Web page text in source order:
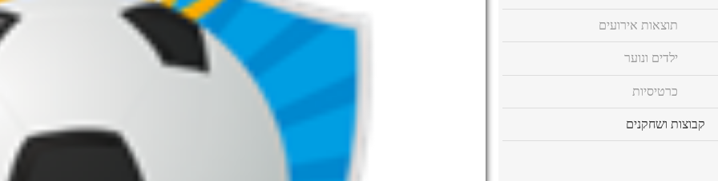
תוצאות אירועים
ילדים ונוער
כרטיסיות
קבוצות ושחקנים
to